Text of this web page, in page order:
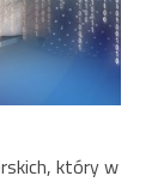
który w